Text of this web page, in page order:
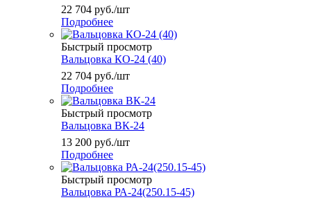
22 704 руб./шт
Подробнее
Быстрый просмотр
Вальцовка КО-24 (40)
22 704 руб./шт
Подробнее
Быстрый просмотр
Вальцовка ВК-24
13 200 руб./шт
Подробнее
Быстрый просмотр
Вальцовка РА-24(250.15-45)